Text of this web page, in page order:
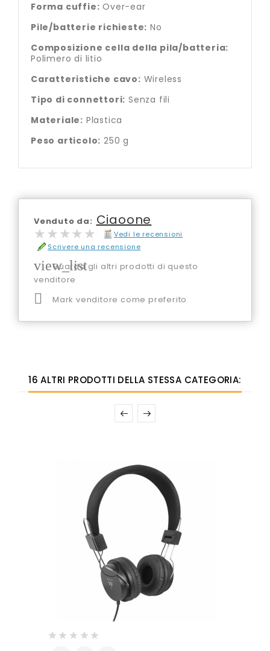
Forma cuffie: Over-ear
Pile/batterie richieste: No
Composizione cella della pila/batteria:
Polimero di litio
Caratteristiche cavo: Wireless
Tipo di connettori: Senza fili
Materiale: Plastica
Peso articolo: 250 g
Venduto da: Ciaoone
★★★★★
★★★★★
Vedi le recensioni
Scrivere una recensione
view_list
Guarda gli altri prodotti di questo
venditore
 Mark venditore come preferito
16 ALTRI PRODOTTI DELLA STESSA CATEGORIA: